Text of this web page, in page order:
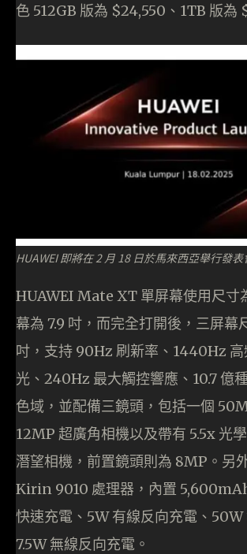
色 512GB 版為 $24,550、1TB 版為
HUAWEI 即將在 2 月 18 日於馬來西亞舉行發表
HUAWEI Mate XT 單屏幕使用尺寸
幕為 7.9 吋，而完全打開後，三屏幕
吋，支持 90Hz 刷新率、1440Hz
光、240Hz 最大觸控響應、10.7 億
色域，並配備三鏡頭，包括一個
12MP 超廣角相機以及帶有 5.5x 光
潛望相機，前置鏡頭則為 8MP。另
Kirin 9010 處理器，內置
快速充電、5W 有線反向充電、50W
7.5W 無線反向充電。